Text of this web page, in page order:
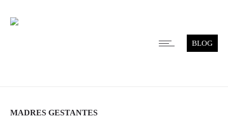
BLOG
MADRES GESTANTES